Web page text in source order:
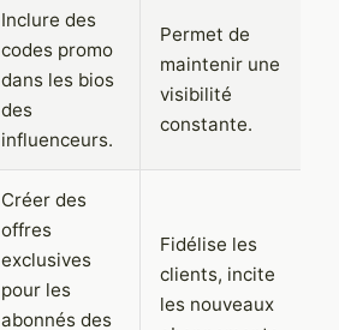
Inclure des
codes promo
dans les bios
des
influenceurs.
Permet de
maintenir une
visibilité
constante.
Créer des
offres
exclusives
pour les
abonnés des
Fidélise les
clients, incite
les nouveaux